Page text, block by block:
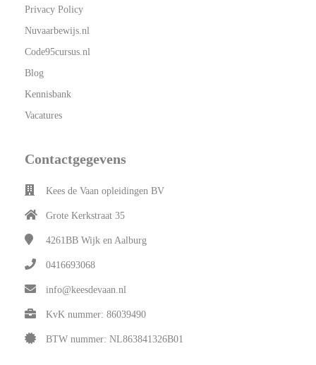
Privacy Policy
Nuvaarbewijs.nl
Code95cursus.nl
Blog
Kennisbank
Vacatures
Contactgegevens
Kees de Vaan opleidingen BV
Grote Kerkstraat 35
4261BB Wijk en Aalburg
0416693068
info@keesdevaan.nl
KvK nummer: 86039490
BTW nummer: NL863841326B01